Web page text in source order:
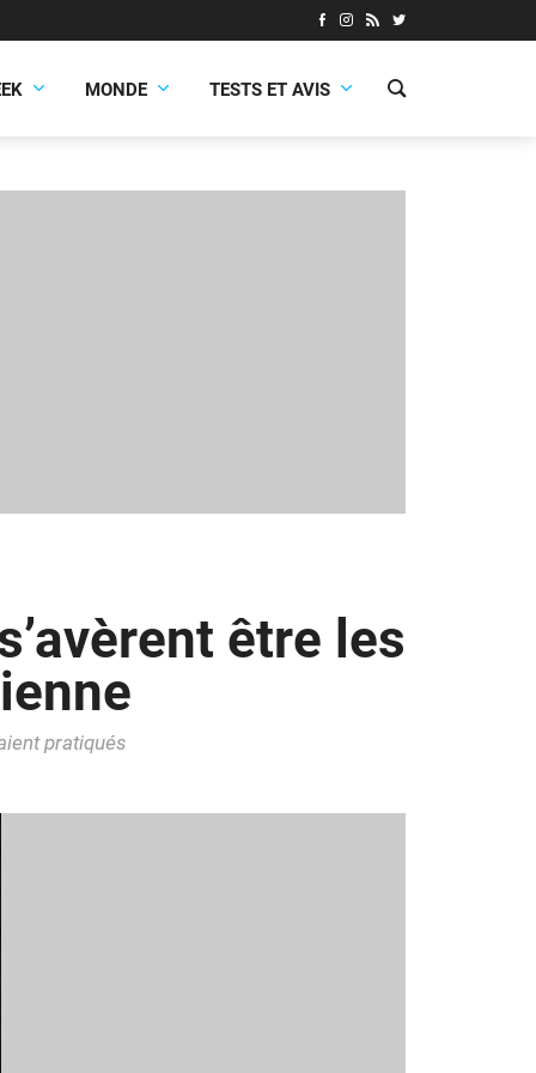
MONDE TESTS ET AVIS
être les
pratiqués